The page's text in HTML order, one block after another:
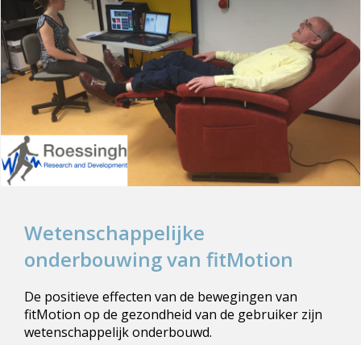
Wetenschappelijke
onderbouwing van fitMotion
De positieve effecten van de bewegingen van
fitMotion op de gezondheid van de gebruiker zijn
wetenschappelijk onderbouwd.